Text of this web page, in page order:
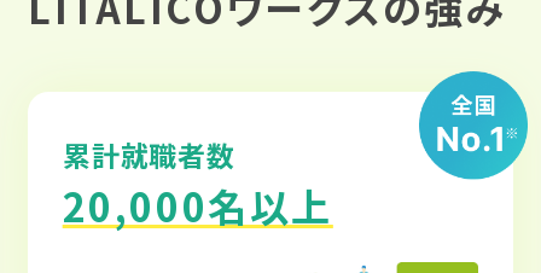
累計就職者数
20,000名以上